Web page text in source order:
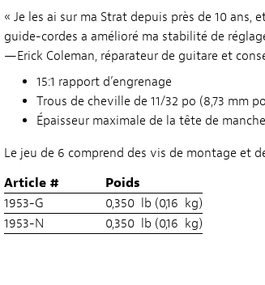
« Je les ai sur ma Strat depuis près de 10 ans,
guide-cordes a amélioré ma stabilité de
—Erick Coleman, réparateur de guitare et
15:1 rapport d’engrenage
Trous de cheville de 11/32 po (8,73 mm
Épaisseur maximale de la tête de
Le jeu de 6 comprend des vis de montage et
Article #
Poids
1953-G
0,350 lb (0,16 kg)
1953-N
0,350 lb (0,16 kg)